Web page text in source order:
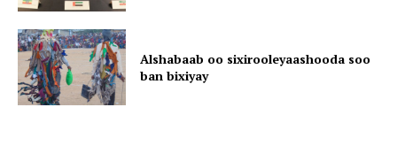
Alshabaab oo sixirooleyaashooda soo
ban bixiyay